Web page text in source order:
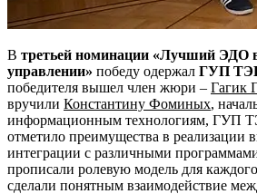
В третьей номинации «Лучший ЭДО
управлении» победу одержал ГУП
победителя вышел член жюри – Гагик
вручили Константину Фоминых,
информационным технологиям, ГУП
отметило преимущества в реализации
интеграции с различными
прописали ролевую модель для
сделали понятным взаимодействие